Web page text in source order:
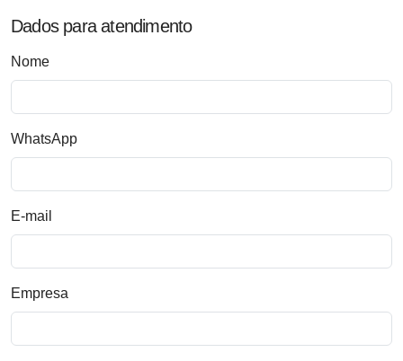
Dados para atendimento
Nome
WhatsApp
E-mail
Empresa